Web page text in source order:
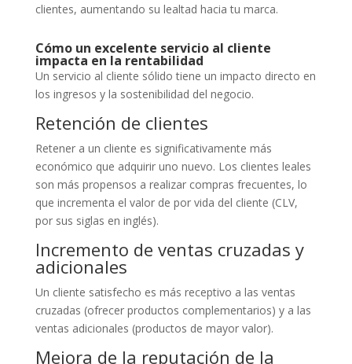
clientes, aumentando su lealtad hacia tu marca.
Cómo un excelente servicio al cliente
impacta en la rentabilidad
Un servicio al cliente sólido tiene un impacto directo en
los ingresos y la sostenibilidad del negocio.
Retención de clientes
Retener a un cliente es significativamente más
económico que adquirir uno nuevo. Los clientes leales
son más propensos a realizar compras frecuentes, lo
que incrementa el valor de por vida del cliente (CLV,
por sus siglas en inglés).
Incremento de ventas cruzadas y
adicionales
Un cliente satisfecho es más receptivo a las ventas
cruzadas (ofrecer productos complementarios) y a las
ventas adicionales (productos de mayor valor).
Mejora de la reputación de la